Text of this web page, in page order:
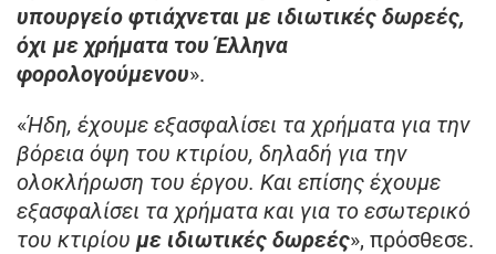
υπουργείο φτιάχνεται με ιδιωτικές δωρεές,
όχι με χρήματα του Έλληνα
φορολογούμενου».
«Ήδη, έχουμε εξασφαλίσει τα χρήματα για την
βόρεια όψη του κτιρίου, δηλαδή για την
ολοκλήρωση του έργου. Και επίσης έχουμε
εξασφαλίσει τα χρήματα και για το εσωτερικό
του κτιρίου με ιδιωτικές δωρεές», πρόσθεσε.